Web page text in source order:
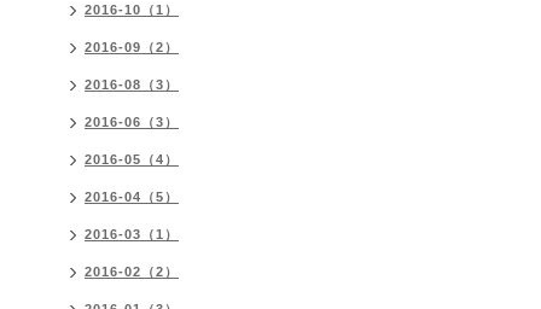
2016-10（1）
2016-09（2）
2016-08（3）
2016-06（3）
2016-05（4）
2016-04（5）
2016-03（1）
2016-02（2）